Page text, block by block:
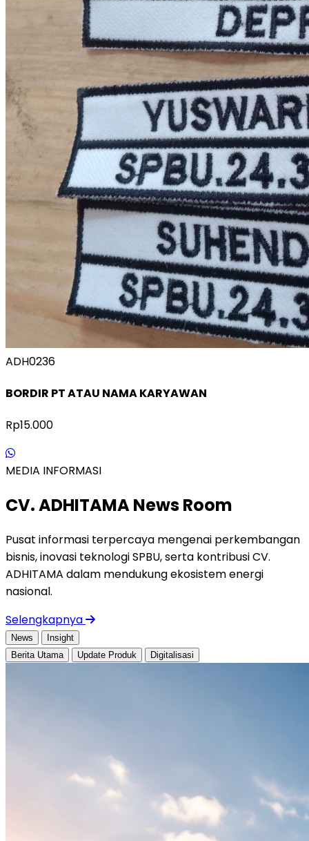
ADH0236
BORDIR PT ATAU NAMA KARYAWAN
Rp15.000
MEDIA INFORMASI
CV. ADHITAMA News Room
Pusat informasi terpercaya mengenai perkembangan
bisnis, inovasi teknologi SPBU, serta kontribusi CV.
ADHITAMA dalam mendukung ekosistem energi
nasional.
Selengkapnya
News
Insight
Berita Utama
Update Produk Digitalisasi